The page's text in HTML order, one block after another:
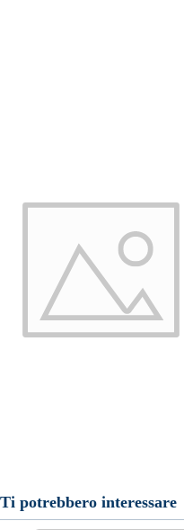
Ti potrebbero interessare